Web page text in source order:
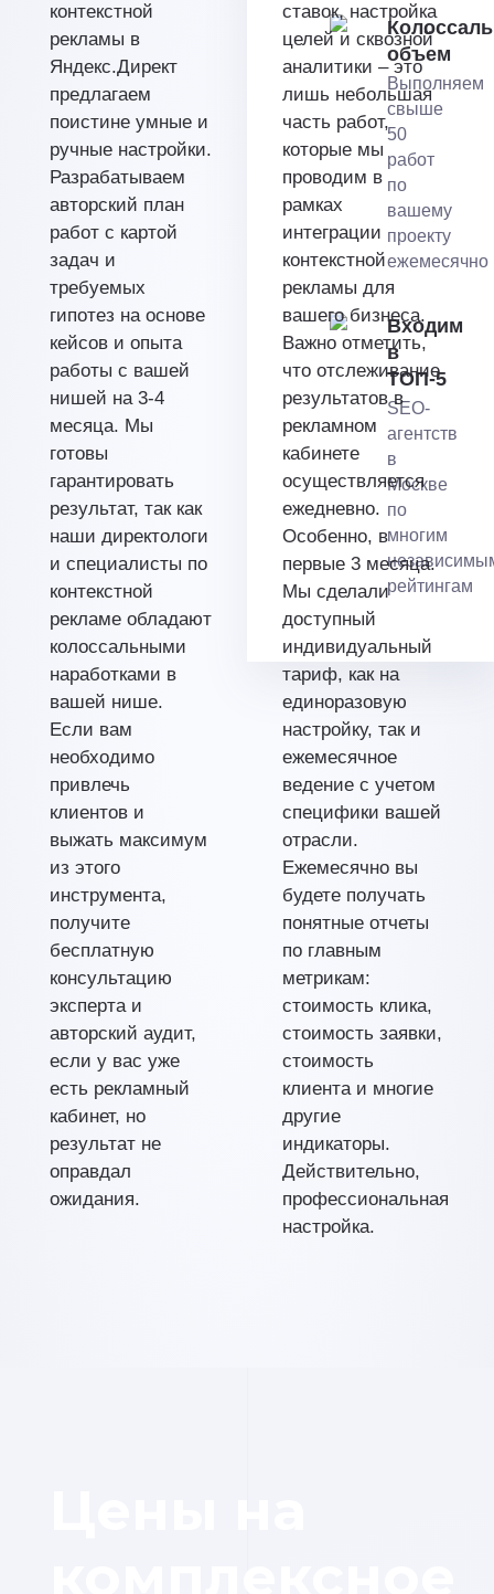
объем
Выполняем
свыше
50
работ
по
вашему
проекту
ежемесячно
Входим
в
ТОП-5
SEO-
агентств
в
Москве
по
многим
рейтингам
контекстной
рекламы в
Яндекс.Директ
предлагаем
поистине умные и
ручные настройки.
Разрабатываем
авторский план
работ с картой
задач и
требуемых
гипотез на основе
кейсов и опыта
работы с вашей
нишей на 3-4
месяца. Мы
готовы
гарантировать
результат, так как
наши директологи
и специалисты по
контекстной
рекламе обладают
колоссальными
наработками в
вашей нише.
Если вам
необходимо
привлечь
клиентов и
выжать максимум
из этого
инструмента,
получите
бесплатную
консультацию
эксперта и
авторский аудит,
если у вас уже
есть рекламный
кабинет, но
результат не
оправдал
ожидания.
ставок, настройка
целей и сквозной
аналитики – это
лишь небольшая
часть работ,
которые мы
проводим в
рамках
интеграции
контекстной
рекламы для
вашего бизнеса.
Важно отметить,
что отслеживание
результатов в
рекламном
кабинете
осуществляется
ежедневно.
Особенно, в
первые 3 месяца.
Мы сделали
доступный
индивидуальный
тариф, как на
единоразовую
настройку, так и
ежемесячное
ведение с учетом
специфики вашей
отрасли.
Ежемесячно вы
будете получать
понятные отчеты
по главным
метрикам:
стоимость клика,
стоимость заявки,
стоимость
клиента и многие
другие
индикаторы.
Действительно,
профессиональная
настройка.